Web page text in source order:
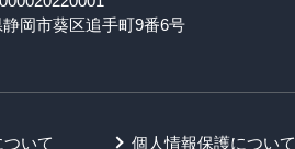
岡市葵区追手町9番6号
いて 個人情報保護について